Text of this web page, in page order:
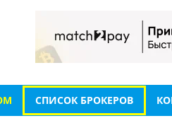
СПИСОК БРОКЕРОВ